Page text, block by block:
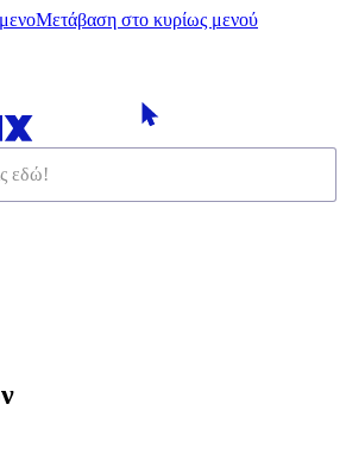
Μετάβαση στο κυρίως μενού